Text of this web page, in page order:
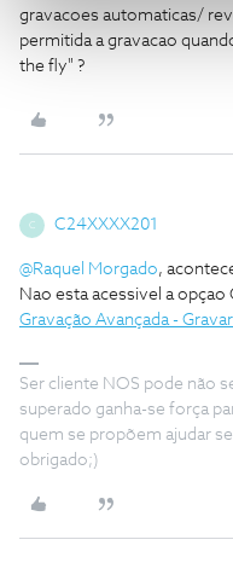
gravacoes automaticas/
permitida a gravacao
the fly" ?
C C24XXXX201
@Raquel Morgado,
Nao esta acessivel a
Gravação Avançada -
Ser cliente NOS pode não
superado ganha-se força
quem se propõem ajudar
obrigado;)